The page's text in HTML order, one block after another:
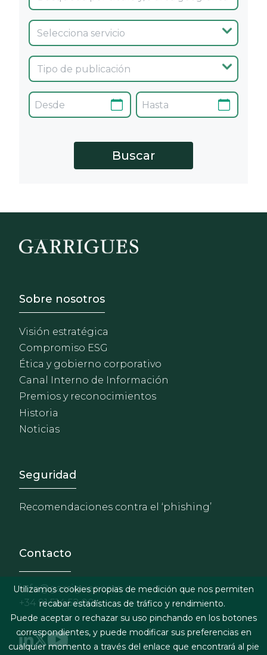
Footer - Sobre Nosotros
Sobre nosotros
Visión estratégica
Compromiso ESG
Ética y gobierno corporativo
Canal Interno de Información
Premios y reconocimientos
Historia
Noticias
Footer - Extranet y
Seguridad
Recomendaciones contra el ‘phishing’
Contacto
info@garrigues.com
+34 91 514 52 00
Utilizamos cookies propias de medición que nos permiten
recabar estadísticas de tráfico y rendimiento.
Puede aceptar o rechazar su uso pinchando en los botones
correspondientes, y puede modificar sus preferencias en
cualquier momento a través del enlace que encontrará al pie